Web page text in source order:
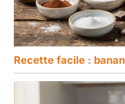
Recette facile :